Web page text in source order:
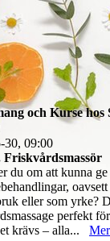
och Kurse hos
30, 09:00
du om att kunna
eller som yrke?
perfekt
krävs – alla... Mer